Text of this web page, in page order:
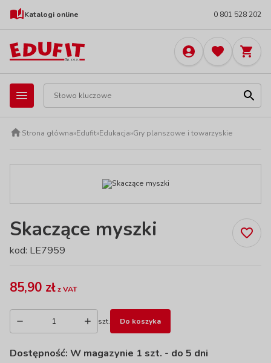
Katalogi online 0 801 528 202
Strona główna»Edufit»Edukacja»Gry planszowe i towarzyskie
Skaczące myszki
kod: LE7959
85,90 złz VAT
szt. Do koszyka
Dostępność: W magazynie 1 szt. - do 5 dni